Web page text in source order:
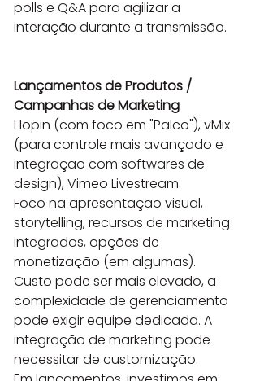
polls e Q&A para agilizar a
interação durante a transmissão.
Lançamentos de Produtos /
Campanhas de Marketing
Hopin (com foco em "Palco"), vMix
(para controle mais avançado e
integração com softwares de
design), Vimeo Livestream.
Foco na apresentação visual,
storytelling, recursos de marketing
integrados, opções de
monetização (em algumas).
Custo pode ser mais elevado, a
complexidade de gerenciamento
pode exigir equipe dedicada. A
integração de marketing pode
necessitar de customização.